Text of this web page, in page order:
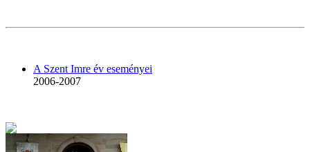
A Szent Imre év eseményei
2006-2007